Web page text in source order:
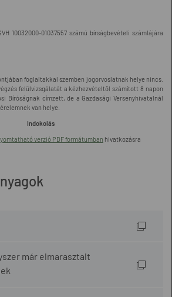
10032000-01037557 számú bírságbevételi számlájára
foglaltakkal szemben jogorvoslatnak helye nincs.
felülvizsgálatát a kézhezvételtől számított 8 napon
Bíróságnak címzett, de a Gazdasági Versenyhivatalnál
van helye.
Indokolás
verzió PDF formátumban hivatkozásra
már elmarasztalt